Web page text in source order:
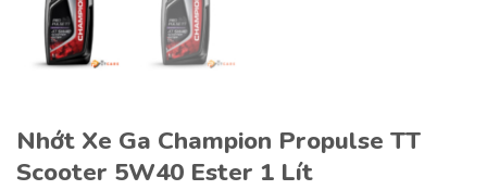
Nhớt Xe Ga Champion Propulse TT
Scooter 5W40 Ester 1 Lít